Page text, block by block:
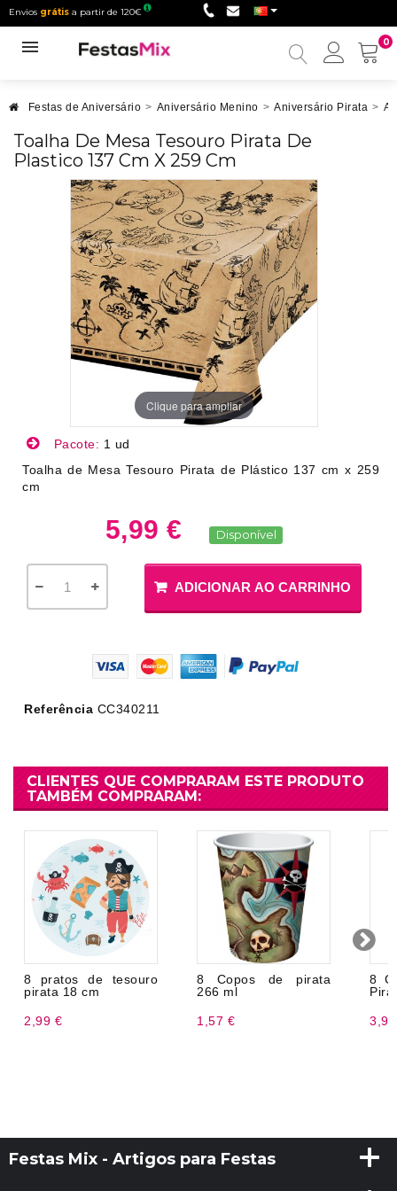
Envios grátis a partir de 120€
0
Minha
Festas de Aniversário > Aniversário Menino > Aniversário Pirata >
Toalha De Mesa Tesouro Pirata De
Plastico 137 Cm X 259 Cm
Clique para ampliar
Pacote: 1 ud
Toalha de Mesa Tesouro Pirata de Plástico 137 cm x 259
cm
5,99 € Disponível
ADICIONAR AO CARRINHO
Referência CC340211
CLIENTES QUE COMPRARAM ESTE PRODUTO
TAMBÉM COMPRARAM:
8 pratos de tesouro
pirata 18 cm
2,99 €
8 Copos de pirata
266 ml
1,57 €
8
Festas Mix - Artigos para Festas